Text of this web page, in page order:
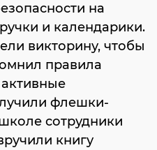
на
и календарики.
викторину, чтобы
правила
флешки-
сотрудники
книгу